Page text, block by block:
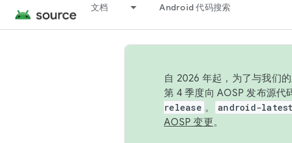
文档 Android 代码搜索
自 2026 年起，为了与我们
第 4 季度向 AOSP 发布源代
release 。 android-
AOSP 变更。